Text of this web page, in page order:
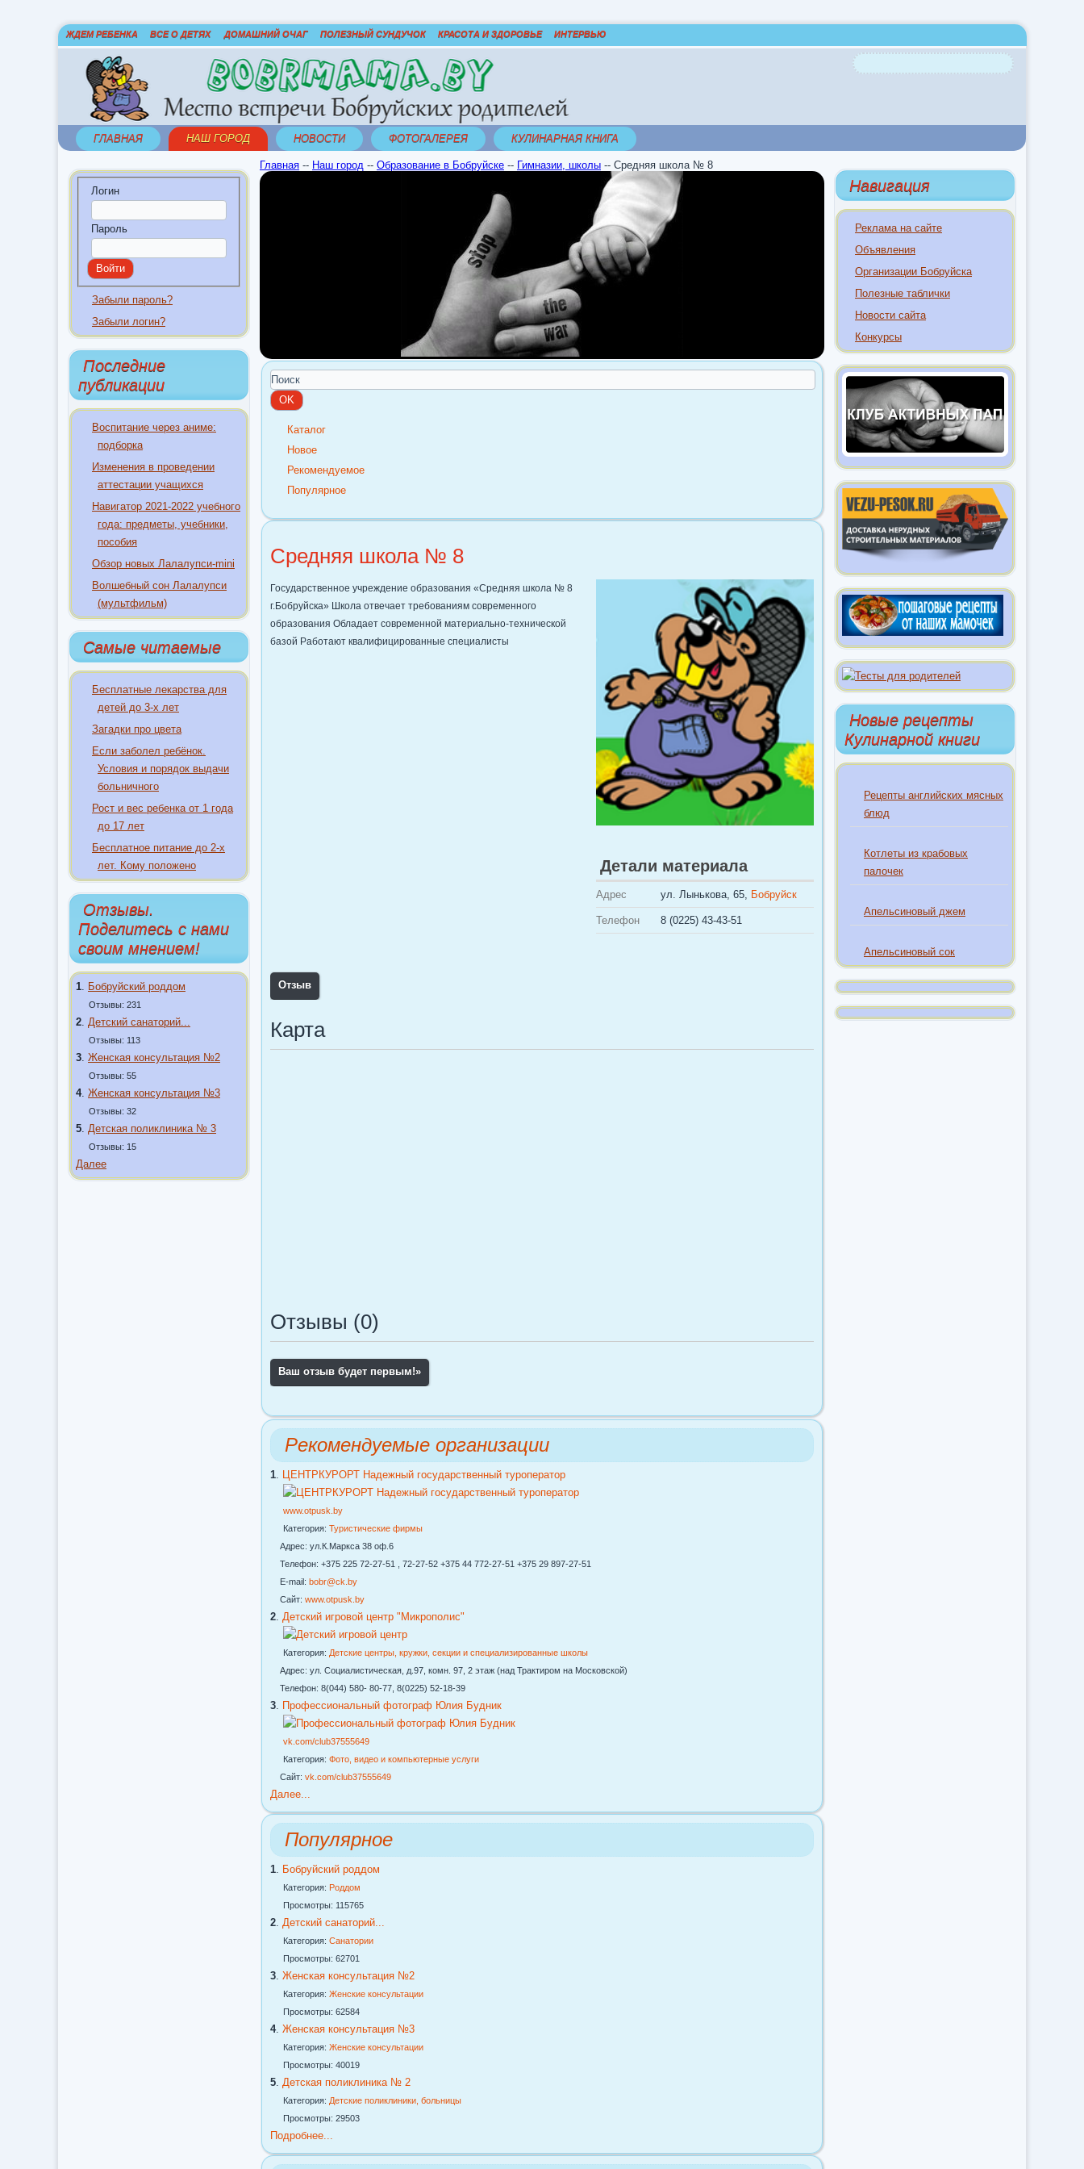
ЖДЕМ РЕБЕНКА ВСЕ О ДЕТЯХ ДОМАШНИЙ ОЧАГ ПОЛЕЗНЫЙ СУНДУЧОК КРАСОТА И ЗДОРОВЬЕ ИНТЕРВЬЮ
ГЛАВНАЯ НАШ ГОРОД НОВОСТИ ФОТОГАЛЕРЕЯ КУЛИНАРНАЯ КНИГА
Логин
Пароль
Забыли пароль?
Забыли логин?
Последние
публикации
Воспитание через аниме:
подборка
Изменения в проведении
аттестации учащихся
Навигатор 2021-2022 учебного
года: предметы, учебники,
пособия
Обзор новых Лалалупси-mini
Волшебный сон Лалалупси
(мультфильм)
Самые читаемые
Бесплатные лекарства для
детей до 3-х лет
Загадки про цвета
Если заболел ребёнок.
Условия и порядок выдачи
больничного
Рост и вес ребенка от 1 года
до 17 лет
Бесплатное питание до 2-х
лет. Кому положено
Отзывы.
Поделитесь с нами
своим мнением!
1 Бобруйский роддом
Отзывы: 231
2 Детский санаторий...
Отзывы: 113
3 Женская консультация №2
Отзывы: 55
4. Женская консультация №3
Отзывы: 32
5 Детская поликлиника № 3
Отзывы: 15
Далее
Главная -- Наш город -- Образование в Бобруйске -- Гимназии, школы -- Средняя школа № 8
Каталог
Новое
Рекомендуемое
Популярное
Средняя школа № 8
Государственное учреждение образования «Средняя школа № 8
г.Бобруйска» Школа отвечает требованиям современного
образования Обладает современной материально-технической
базой Работают квалифицированные специалисты
Детали материала
Адрес ул. Лынькова, 65, Бобруйск
Телефон 8 (0225) 43-43-51
Отзыв
Карта
Отзывы (0)
Ваш отзыв будет первым!»
Рекомендуемые организации
1. ЦЕНТРКУРОРТ Надежный государственный туроператор
www.otpusk.by
Категория: Туристические фирмы
Адрес: ул.К.Маркса 38 оф.6
Телефон: +375 225 72-27-51 , 72-27-52 +375 44 772-27-51 +375 29 897-27-51
E-mail: bobr@ck.by
Сайт: www.otpusk.by
2. Детский игровой центр "Микрополис"
Категория: Детские центры, кружки, секции и специализированные школы
Адрес: ул. Социалистическая, д.97, комн. 97, 2 этаж (над Трактиром на Московской)
Телефон: 8(044) 580- 80-77, 8(0225) 52-18-39
3. Профессиональный фотограф Юлия Будник
vk.com/club37555649
Категория: Фото, видео и компьютерные услуги
Сайт: vk.com/club37555649
Далее...
Популярное
1. Бобруйский роддом
Категория: Роддом
Просмотры: 115765
2. Детский санаторий...
Категория: Санатории
Просмотры: 62701
3. Женская консультация №2
Категория: Женские консультации
Просмотры: 62584
4. Женская консультация №3
Категория: Женские консультации
Просмотры: 40019
5. Детская поликлиника № 2
Категория: Детские поликлиники, больницы
Просмотры: 29503
Подробнее...
Навигация
Реклама на сайте
Объявления
Организации Бобруйска
Полезные таблички
Новости сайта
Конкурсы
Новые рецепты
Кулинарной книги
Рецепты английских мясных
блюд
Котлеты из крабовых
палочек
Апельсиновый джем
Апельсиновый сок